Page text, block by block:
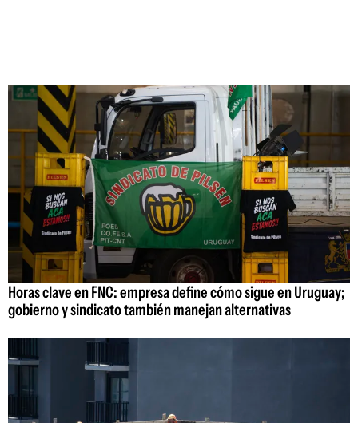
Horas clave en FNC: empresa define cómo sigue en Uruguay;
gobierno y sindicato también manejan alternativas